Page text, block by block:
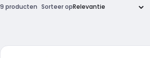
9 producten Sorteer op